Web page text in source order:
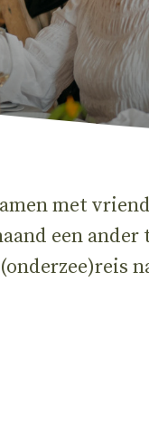
met
een ander